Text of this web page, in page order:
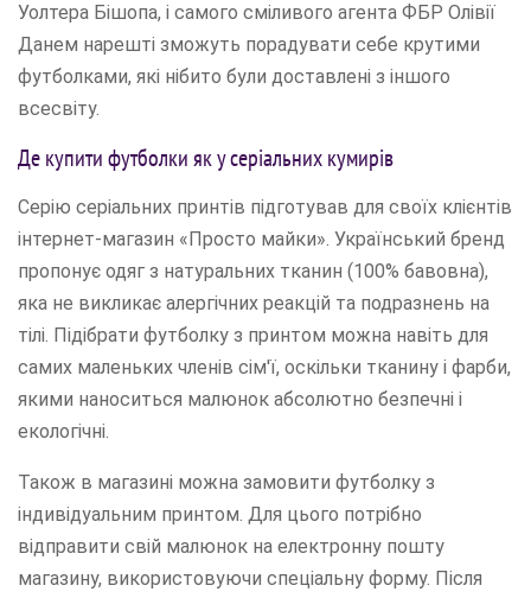
Уолтера Бішопа, і самого сміливого агента ФБР Олівії
Данем нарешті зможуть порадувати себе крутими
футболками, які нібито були доставлені з іншого
всесвіту.
Де купити футболки як у серіальних кумирів
Серію серіальних принтів підготував для своїх клієнтів
інтернет-магазин «Просто майки». Український бренд
пропонує одяг з натуральних тканин (100% бавовна),
яка не викликає алергічних реакцій та подразнень на
тілі. Підібрати футболку з принтом можна навіть для
самих маленьких членів сім'ї, оскільки тканину і фарби,
якими наноситься малюнок абсолютно безпечні і
екологічні.
Також в магазині можна замовити футболку з
індивідуальним принтом. Для цього потрібно
відправити свій малюнок на електронну пошту
магазину, використовуючи спеціальну форму. Після